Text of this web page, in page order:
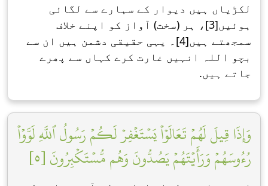
لکڑیاں ہیں دیوار کے سہارے سے لگائی
ہوئیں[3]، ہر (سخت) آواز کو اپنے خلاف
سمجھتے ہیں[4]۔ یہی حقیقی دشمن ہیں ان سے
بچو اللہ انہیں غارت کرے کہاں سے پھرے
جاتے ہیں.
وَإِذَا قِيلَ لَهُمۡ تَعَالَوۡاْ يَسۡتَغۡفِرۡ لَكُمۡ رَسُولُ ٱللَّهِ لَوَّوۡاْ
رُءُوسَهُمۡ وَرَأَيۡتَهُمۡ يَصُدُّونَ وَهُم مُّسۡتَكۡبِرُونَ [٥]